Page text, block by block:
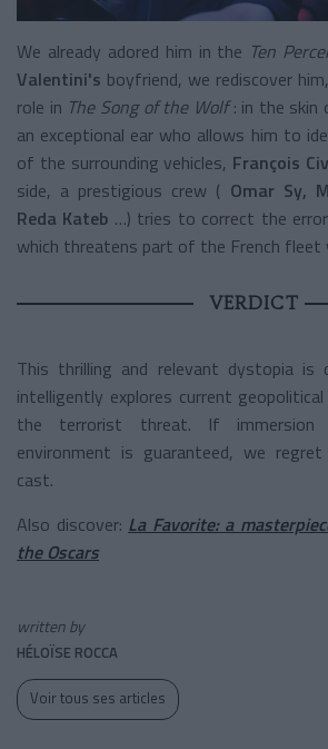
We already adored him in the Ten
Valentini's boyfriend, we rediscover
role in The Song of the Wolf : in the skin
an exceptional ear who allows him to
of the surrounding vehicles, François
side, a prestigious crew ( Omar Sy,
Reda Kateb …) tries to correct the
which threatens part of the French
VERDICT
This thrilling and relevant dystopia is
intelligently explores current
the terrorist threat. If immersion
environment is guaranteed, we
cast.
Also discover: La Favorite: a
the Oscars
written by
HÉLOÏSE ROCCA
Voir tous ses articles